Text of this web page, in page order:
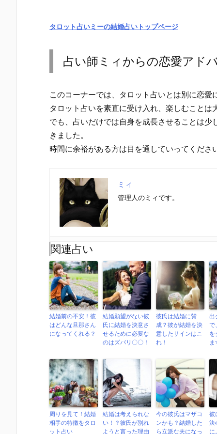
タロット占いミーの結婚占いトップページ
占い師ミィからの恋愛アド
このコーナーでは、タロット占いとは別に恋
タロット占いを素直に受け入れ、楽しむことは
でも、占いだけでは自身を成長させることは
きました。
時間に余裕がある方は目を通していってくださ
ミィ
管理人のミィです。
関連占い
結婚前の不安！彼
はどんな旦那さん
になってくれる？
結婚願望がない彼
氏に結婚を決意さ
せるために必要な
のはズバリ〇〇！
彼氏は結婚に賛
成？彼が結婚を決
意したサインはこ
れ！
出
で
を
ま
周りを見て！結婚
相手の特徴をタロ
ット占い
結婚は考えられな
い！？彼氏が別れ
ようと言った理由
今の彼氏はマザコ
ンかも？結婚した
ら立派な夫になっ
彼
決
に